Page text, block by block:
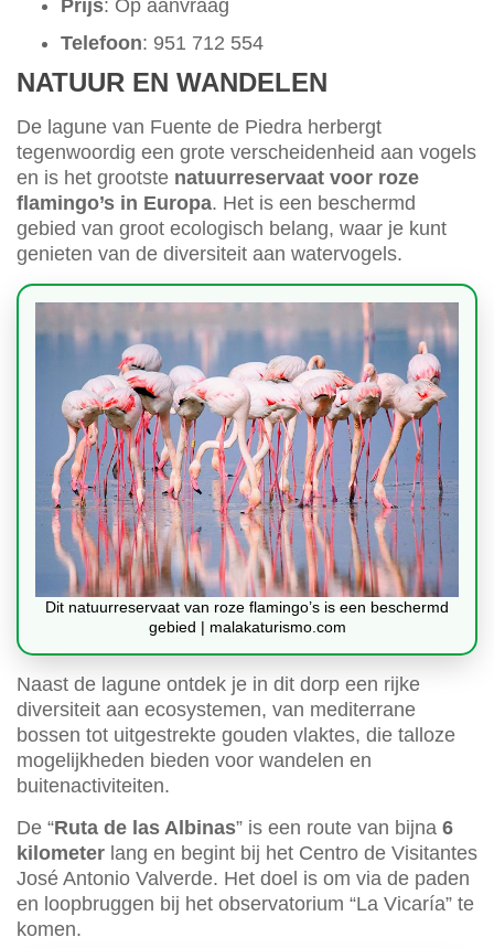
Prijs: Op aanvraag
Telefoon: 951 712 554
NATUUR EN WANDELEN
De lagune van Fuente de Piedra herbergt
tegenwoordig een grote verscheidenheid aan vogels
en is het grootste natuurreservaat voor roze
flamingo’s in Europa. Het is een beschermd
gebied van groot ecologisch belang, waar je kunt
genieten van de diversiteit aan watervogels.
Dit natuurreservaat van roze flamingo’s is een beschermd
gebied | malakaturismo.com
Naast de lagune ontdek je in dit dorp een rijke
diversiteit aan ecosystemen, van mediterrane
bossen tot uitgestrekte gouden vlaktes, die talloze
mogelijkheden bieden voor wandelen en
buitenactiviteiten.
De “Ruta de las Albinas” is een route van bijna 6
kilometer lang en begint bij het Centro de Visitantes
José Antonio Valverde. Het doel is om via de paden
en loopbruggen bij het observatorium “La Vicaría” te
komen.